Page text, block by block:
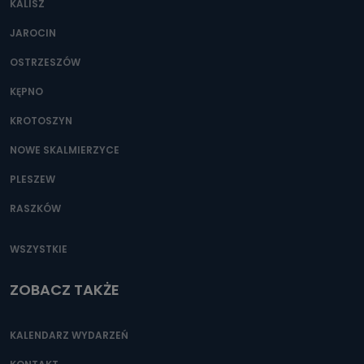
Można to zrobić pod numerem telefonu 62 735-51-05 lub
KALISZ
JAROCIN
OSTRZESZÓW
KĘPNO
KROTOSZYN
NOWE SKALMIERZYCE
PLESZEW
RASZKÓW
WSZYSTKIE
ZOBACZ TAKŻE
KALENDARZ WYDARZEŃ